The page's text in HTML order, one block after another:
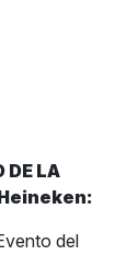
DE LA
del